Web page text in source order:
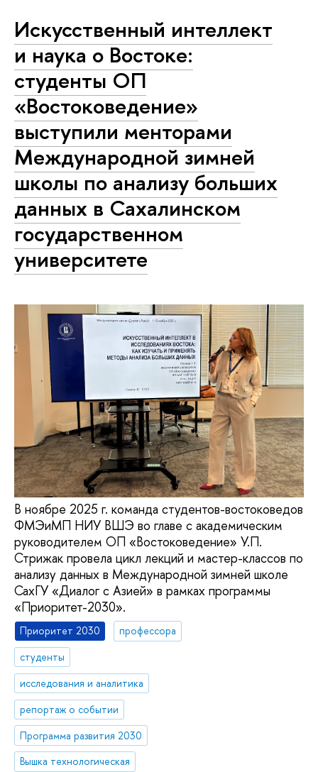
Искусственный интеллект
и наука о Востоке:
студенты ОП
«Востоковедение»
выступили менторами
Международной зимней
школы по анализу больших
данных в Сахалинском
государственном
университете
В ноябре 2025 г. команда студентов-востоковедов
ФМЭиМП НИУ ВШЭ во главе с академическим
руководителем ОП «Востоковедение» У.П.
Стрижак провела цикл лекций и мастер-классов по
анализу данных в Международной зимней школе
СахГУ «Диалог с Азией» в рамках программы
«Приоритет-2030».
Приоритет 2030
профессора
студенты
исследования и аналитика
репортаж о событии
Программа развития 2030
Вышка технологическая